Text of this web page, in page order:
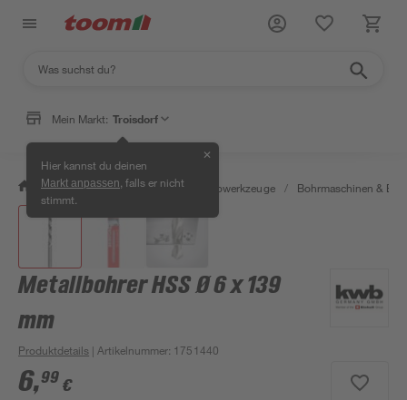
Mein Markt: Troisdorf
Hier kannst du deinen
Markt anpassen , falls er nicht
stimmt.
✕
/ Werkstatt & Maschinen / Elektrowerkzeuge / Bohrmaschinen &
Metallbohrer HSS Ø 6 x 139
mm
Produktdetails | Artikelnummer: 1751440
6,99 €